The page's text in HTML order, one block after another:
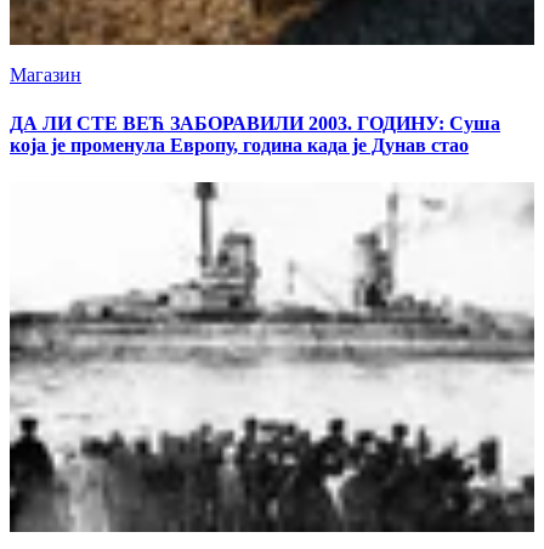
Магазин
ДА ЛИ СТЕ ВЕЋ ЗАБОРАВИЛИ 2003. ГОДИНУ: Суша
која је променула Европу, година када је Дунав стао